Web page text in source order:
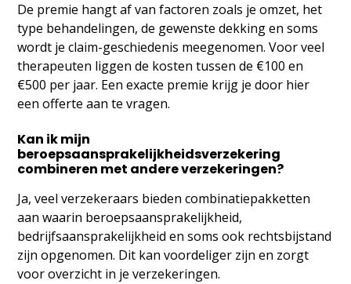
De premie hangt af van factoren zoals je omzet, het
type behandelingen, de gewenste dekking en soms
wordt je claim-geschiedenis meegenomen. Voor veel
therapeuten liggen de kosten tussen de €100 en
€500 per jaar. Een exacte premie krijg je door hier
een offerte aan te vragen.
Kan ik mijn
beroepsaansprakelijkheidsverzekering
combineren met andere verzekeringen?
Ja, veel verzekeraars bieden combinatiepakketten
aan waarin beroepsaansprakelijkheid,
bedrijfsaansprakelijkheid en soms ook rechtsbijstand
zijn opgenomen. Dit kan voordeliger zijn en zorgt
voor overzicht in je verzekeringen.